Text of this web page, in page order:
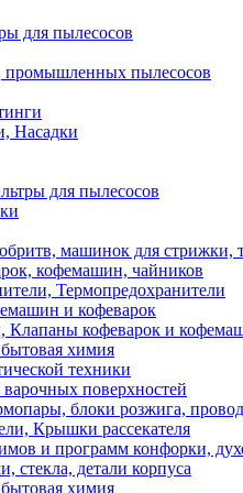
для пылесосов
пылесосов
Насадки
для пылесосов
машинок для стрижки,
кофемашин, чайников
Термопредохранители
и кофеварок
Клапаны кофеварок и
химия
техники
поверхностей
блоки розжига,
Крышки рассекателя
и программ конфорки,
стекла, детали корпуса
химия